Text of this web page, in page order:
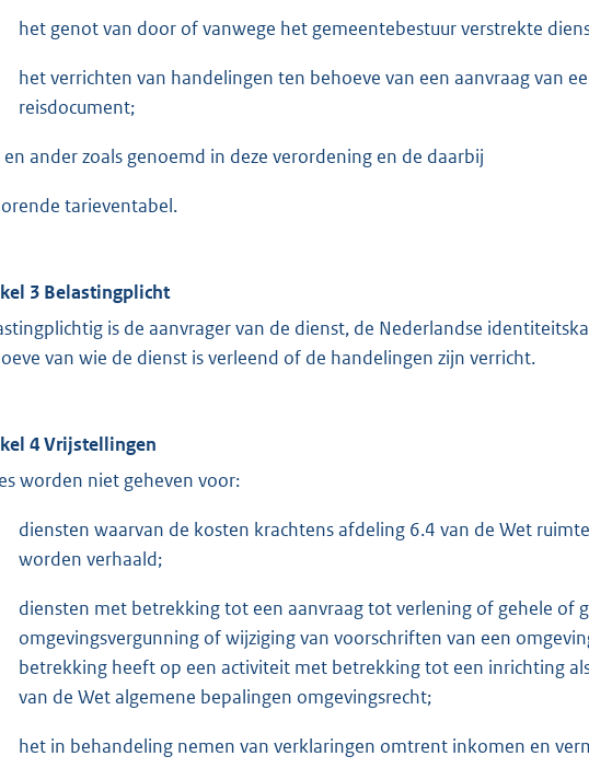
het genot van door of vanwege het gemeentebestuur verstrekte
het verrichten van handelingen ten behoeve van een aanvraag van
reisdocument;
en ander zoals genoemd in deze verordening en de daarbij
tarieventabel.
3 Belastingplicht
is de aanvrager van de dienst, de Nederlandse
van wie de dienst is verleend of de handelingen zijn verricht.
4 Vrijstellingen
worden niet geheven voor:
diensten waarvan de kosten krachtens afdeling 6.4 van de Wet
worden verhaald;
diensten met betrekking tot een aanvraag tot verlening of gehele of
omgevingsvergunning of wijziging van voorschriften van een
betrekking heeft op een activiteit met betrekking tot een inrichting
van de Wet algemene bepalingen omgevingsrecht;
het in behandeling nemen van verklaringen omtrent inkomen en